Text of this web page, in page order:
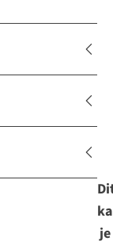
je